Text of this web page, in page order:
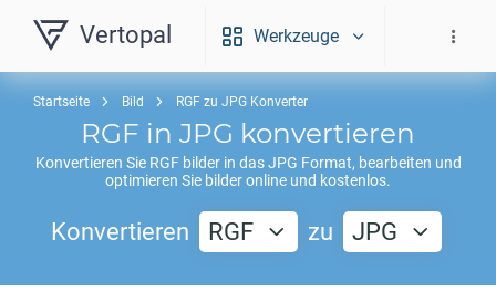
Vertopal Werkzeuge
Startseite Bild RGF zu JPG Konverter
RGF in JPG konvertieren
Konvertieren Sie RGFbilder in dasJPG Format, bearbeiten und
optimieren Sie bilder online und kostenlos.
Konvertieren RGF zu JPG